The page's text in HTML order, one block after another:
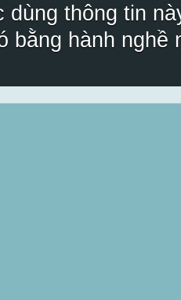
dùng thông tin
bằng hành